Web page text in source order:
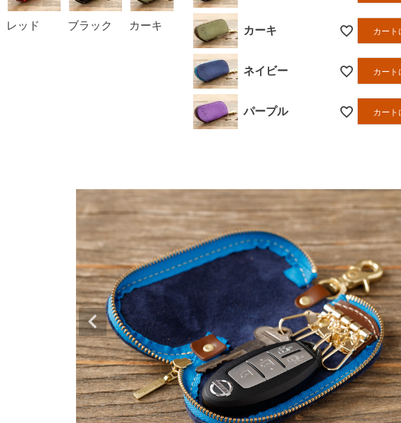
レッド ブラック カーキ ネイビー パープル
カーキ カート
ネイビー カート
パープル カート